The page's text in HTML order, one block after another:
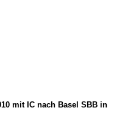
mit IC nach Basel SBB in